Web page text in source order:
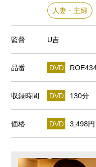
人妻・主婦
監督 U吉
品番 DVD
収録時間 DVD 130分
価格 DVD 3,498円